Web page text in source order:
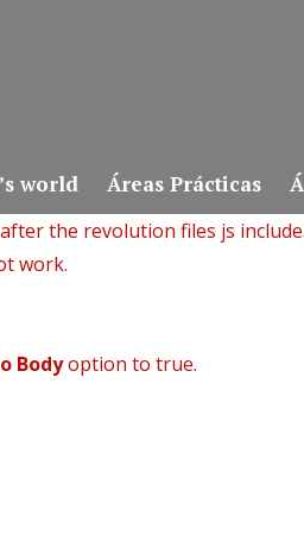
world Áreas Prácticas
the revolution files js include.
work.
Bodyoption to true.